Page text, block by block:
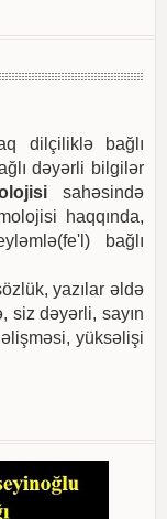
dilçiliklə bağlı
dəyərli bilgilər
sahəsində
haqqında,
bağlı
yazılar əldə
siz dəyərli, sayın
yüksəlişi